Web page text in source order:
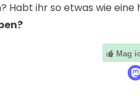
Habt ihr so etwas wie eine
Mag